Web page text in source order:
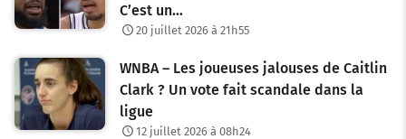
C’est un…
20 juillet 2026 à 21h55
WNBA – Les joueuses jalouses de Caitlin
Clark ? Un vote fait scandale dans la
ligue
12 juillet 2026 à 08h24